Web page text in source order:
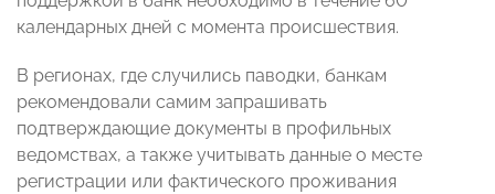
календарных дней с момента происшествия.
В регионах, где случились паводки, банкам
рекомендовали самим запрашивать
подтверждающие документы в профильных
ведомствах, а также учитывать данные о месте
регистрации или фактического проживания